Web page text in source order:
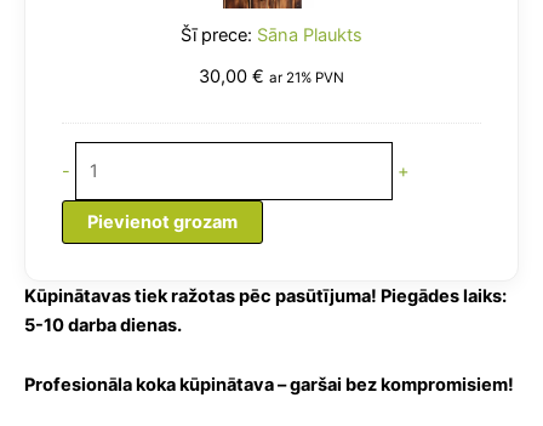
Sāna Plaukts
30,00 € ar 21% PVN
- +
Pievienot grozam
Kūpinātavas tiek ražotas pēc pasūtījuma! Piegādes laiks:
5-10 darba dienas.
Profesionāla koka kūpinātava – garšai bez kompromisiem!